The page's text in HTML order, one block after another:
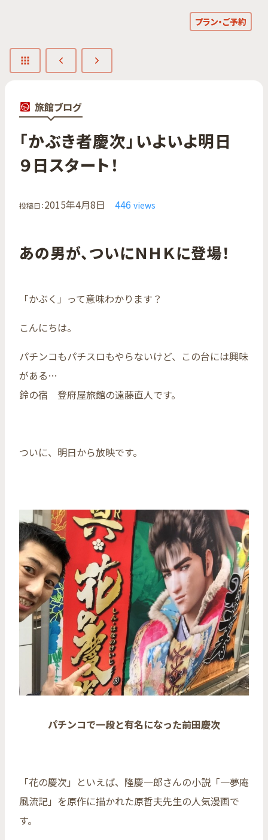
プラン・ご予約
旅館ブログ
「かぶき者慶次」​いよいよ​明日​
９日スタート！
投稿日：2015年4月8日 446 views
あの男が、ついにＮＨＫに登場！
「かぶく」って意味わかります？
こんにちは。
パチンコもパチスロもやらないけど、この台には興味
がある…
鈴の宿 登府屋旅館の遠藤直人です。
ついに、明日から放映です。
パチンコで一段と有名になった前田慶次
「花の慶次」といえば、隆慶一郎さんの小説「一夢庵
風流記」を原作に描かれた原哲夫先生の人気漫画で
す。